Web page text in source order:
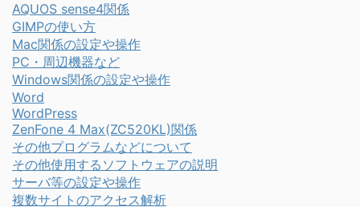
AQUOS sense4関係
GIMPの使い方
Mac関係の設定や操作
PC・周辺機器など
Windows関係の設定や操作
Word
WordPress
ZenFone 4 Max(ZC520KL)関係
その他プログラムなどについて
その他使用するソフトウェアの説明
サーバ等の設定や操作
複数サイトのアクセス解析